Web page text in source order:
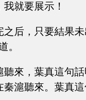
就要展示！
之后，只要結果
。
聽來，葉真這句
秦滬聽來。葉真